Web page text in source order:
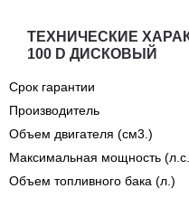
ТЕХНИЧЕСКИЕ
100 D ДИСКОВЫЙ
Срок гарантии
Производитель
Объем двигателя (см3.)
Максимальная мощность
Объем топливного бака (л.)